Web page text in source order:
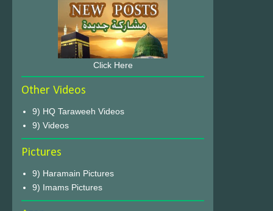
Click Here
Other Videos
9) HQ Taraweeh Videos
9) Videos
Pictures
9) Haramain Pictures
9) Imams Pictures